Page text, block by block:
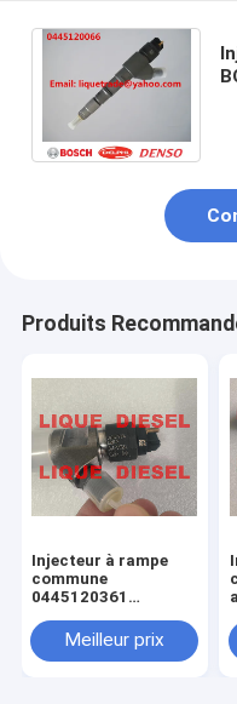
Produits
Injecteur à rampe
commune
0445120361
120 361 5801479314
Meilleur prix